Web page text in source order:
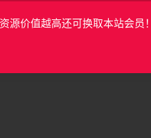
源价值越高还可换取本站会员！